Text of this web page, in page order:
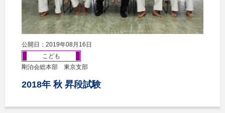
公開日：2019年08月16日
こども
剛泊会総本部 東京支部
2018年 秋 昇段試験